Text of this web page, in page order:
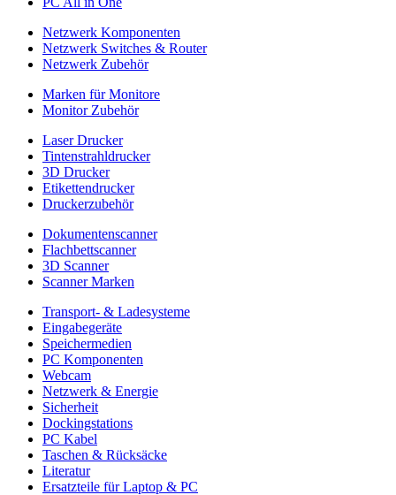
Netzwerk Komponenten
Netzwerk Switches & Router
Netzwerk Zubehör
Marken für Monitore
Monitor Zubehör
Laser Drucker
Tintenstrahldrucker
3D Drucker
Etikettendrucker
Druckerzubehör
Dokumentenscanner
Flachbettscanner
3D Scanner
Scanner Marken
Transport- & Ladesysteme
Eingabegeräte
Speichermedien
PC Komponenten
Webcam
Netzwerk & Energie
Sicherheit
Dockingstations
PC Kabel
Taschen & Rücksäcke
Literatur
Ersatzteile für Laptop & PC